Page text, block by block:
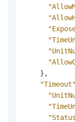
} ,
"Timeout"